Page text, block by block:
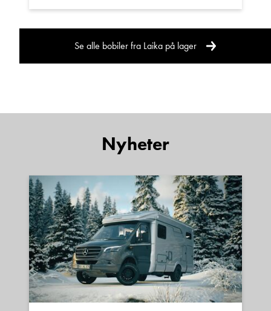
Kontakt avdeling
Se alle bobiler fra Laika på lager
Nyheter